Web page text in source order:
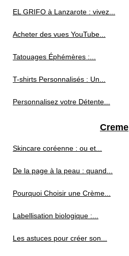
EL GRIFO à Lanzarote : vivez...
Acheter des vues YouTube...
Tatouages Éphémères :...
T-shirts Personnalisés : Un...
Personnalisez votre Détente...
Creme
Skincare coréenne : ou et...
De la page à la peau : quand...
Pourquoi Choisir une Crème...
Labellisation biologique :...
Les astuces pour créer son...